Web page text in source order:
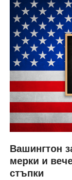
Вашингтон
мерки и
стъпки